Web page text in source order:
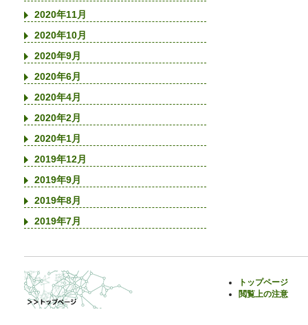
2020年11月
2020年10月
2020年9月
2020年6月
2020年4月
2020年2月
2020年1月
2019年12月
2019年9月
2019年8月
2019年7月
トップページ
閲覧上の注意